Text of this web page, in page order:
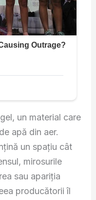
un material care
apă din aer.
un spațiu cât
mirosurile
sau apariția
producătorii îl